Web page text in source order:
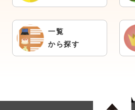
一覧
から探す